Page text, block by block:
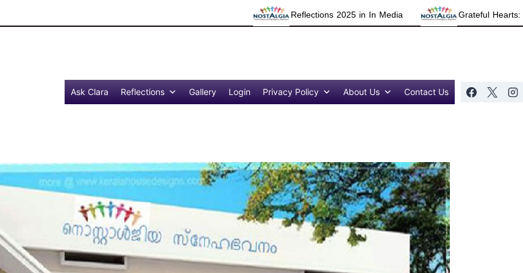
Reflections 2025 in In Media Grateful Hearts: Thanking All for
Ask Clara Reflections Gallery Login Privacy Policy About Us Contact Us